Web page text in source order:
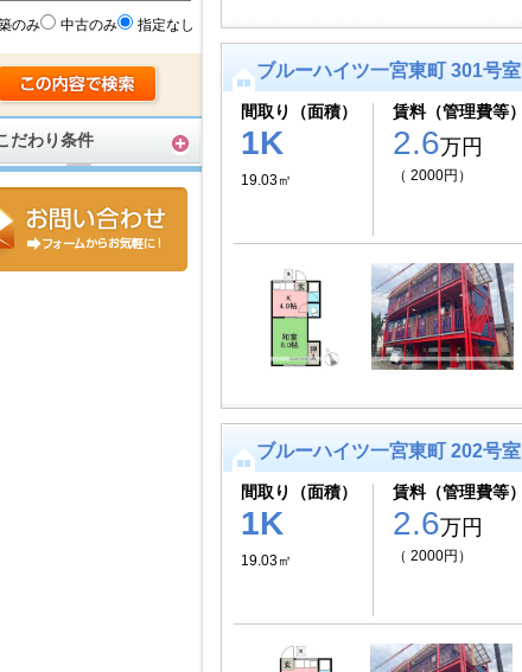
のみ
中古のみ 指定なし
だわり条件
ブルーハイツ一宮東町 301号室
間取り（面積）
1K
19.03㎡
賃料（管理費等）
2.6万円
（ 2000円）
ブルーハイツ一宮東町 202号室
間取り（面積）
1K
19.03㎡
賃料（管理費等）
2.6万円
（ 2000円）